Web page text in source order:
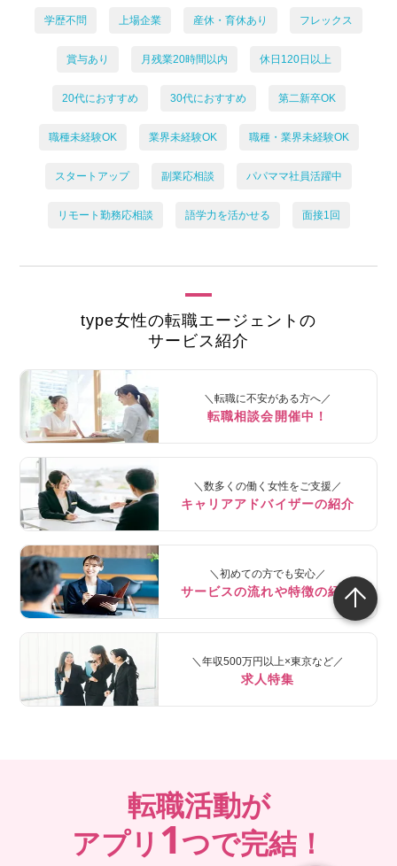
学歴不問 上場企業 産休・育休あり フレックス
賞与あり 月残業20時間以内 休日120日以上
20代におすすめ 30代におすすめ 第二新卒OK
職種未経験OK 業界未経験OK 職種・業界未経験OK
スタートアップ 副業応相談 パパママ社員活躍中
リモート勤務応相談 語学力を活かせる 面接1回
type女性の転職エージェントの
サービス紹介
＼転職に不安がある方へ／
転職相談会開催中！
＼数多くの働く女性をご支援／
キャリアアドバイザーの紹介
＼初めての方でも安心／
サービスの流れや特徴の紹介
＼年収500万円以上×東京など／
求人特集
転職活動が
アプリ 1つで完結！